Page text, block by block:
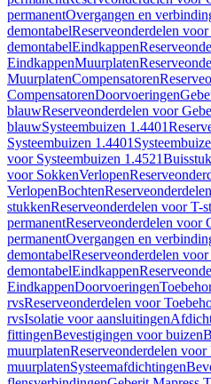
permanentOvergangen en
demontabelReserveonderdelen
demontabelEindkappen
EindkappenMuurplaten
MuurplatenCompensatoren
CompensatorenDoorvoeringen
blauwReserveonderdelen voor
blauwSysteembuizen 1.4401
Systeembuizen 1.4401
voor Systeembuizen 1.4521Buisstuk
voor SokkenVerlopen
VerlopenBochten
stukkenReserveonderdelen voor T-
permanentReserveonderdelen voor
permanentOvergangen en
demontabelReserveonderdelen
demontabelEindkappen
EindkappenDoorvoeringen
rvsReserveonderdelen voor
rvsIsolatie voor aansluitingen
fittingenBevestigingen voor buizen
muurplatenReserveonderdelen
muurplatenSysteemafdichtingen